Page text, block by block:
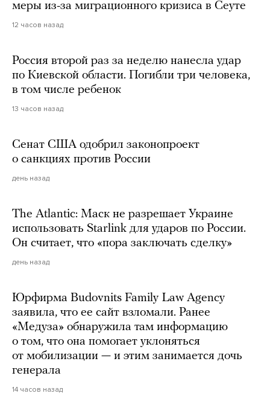
меры из-за миграционного кризиса в Сеуте
12 часов назад
Россия второй раз за неделю нанесла удар
по Киевской области. Погибли три человека,
в том числе ребенок
13 часов назад
Сенат США одобрил законопроект
о санкциях против России
день назад
The Atlantic: Маск не разрешает Украине
использовать Starlink для ударов по России.
Он считает, что «пора заключать сделку»
день назад
Юрфирма Budovnits Family Law Agency
заявила, что ее сайт взломали. Ранее
«Медуза» обнаружила там информацию
о том, что она помогает уклоняться
от мобилизации — и этим занимается дочь
генерала
14 часов назад